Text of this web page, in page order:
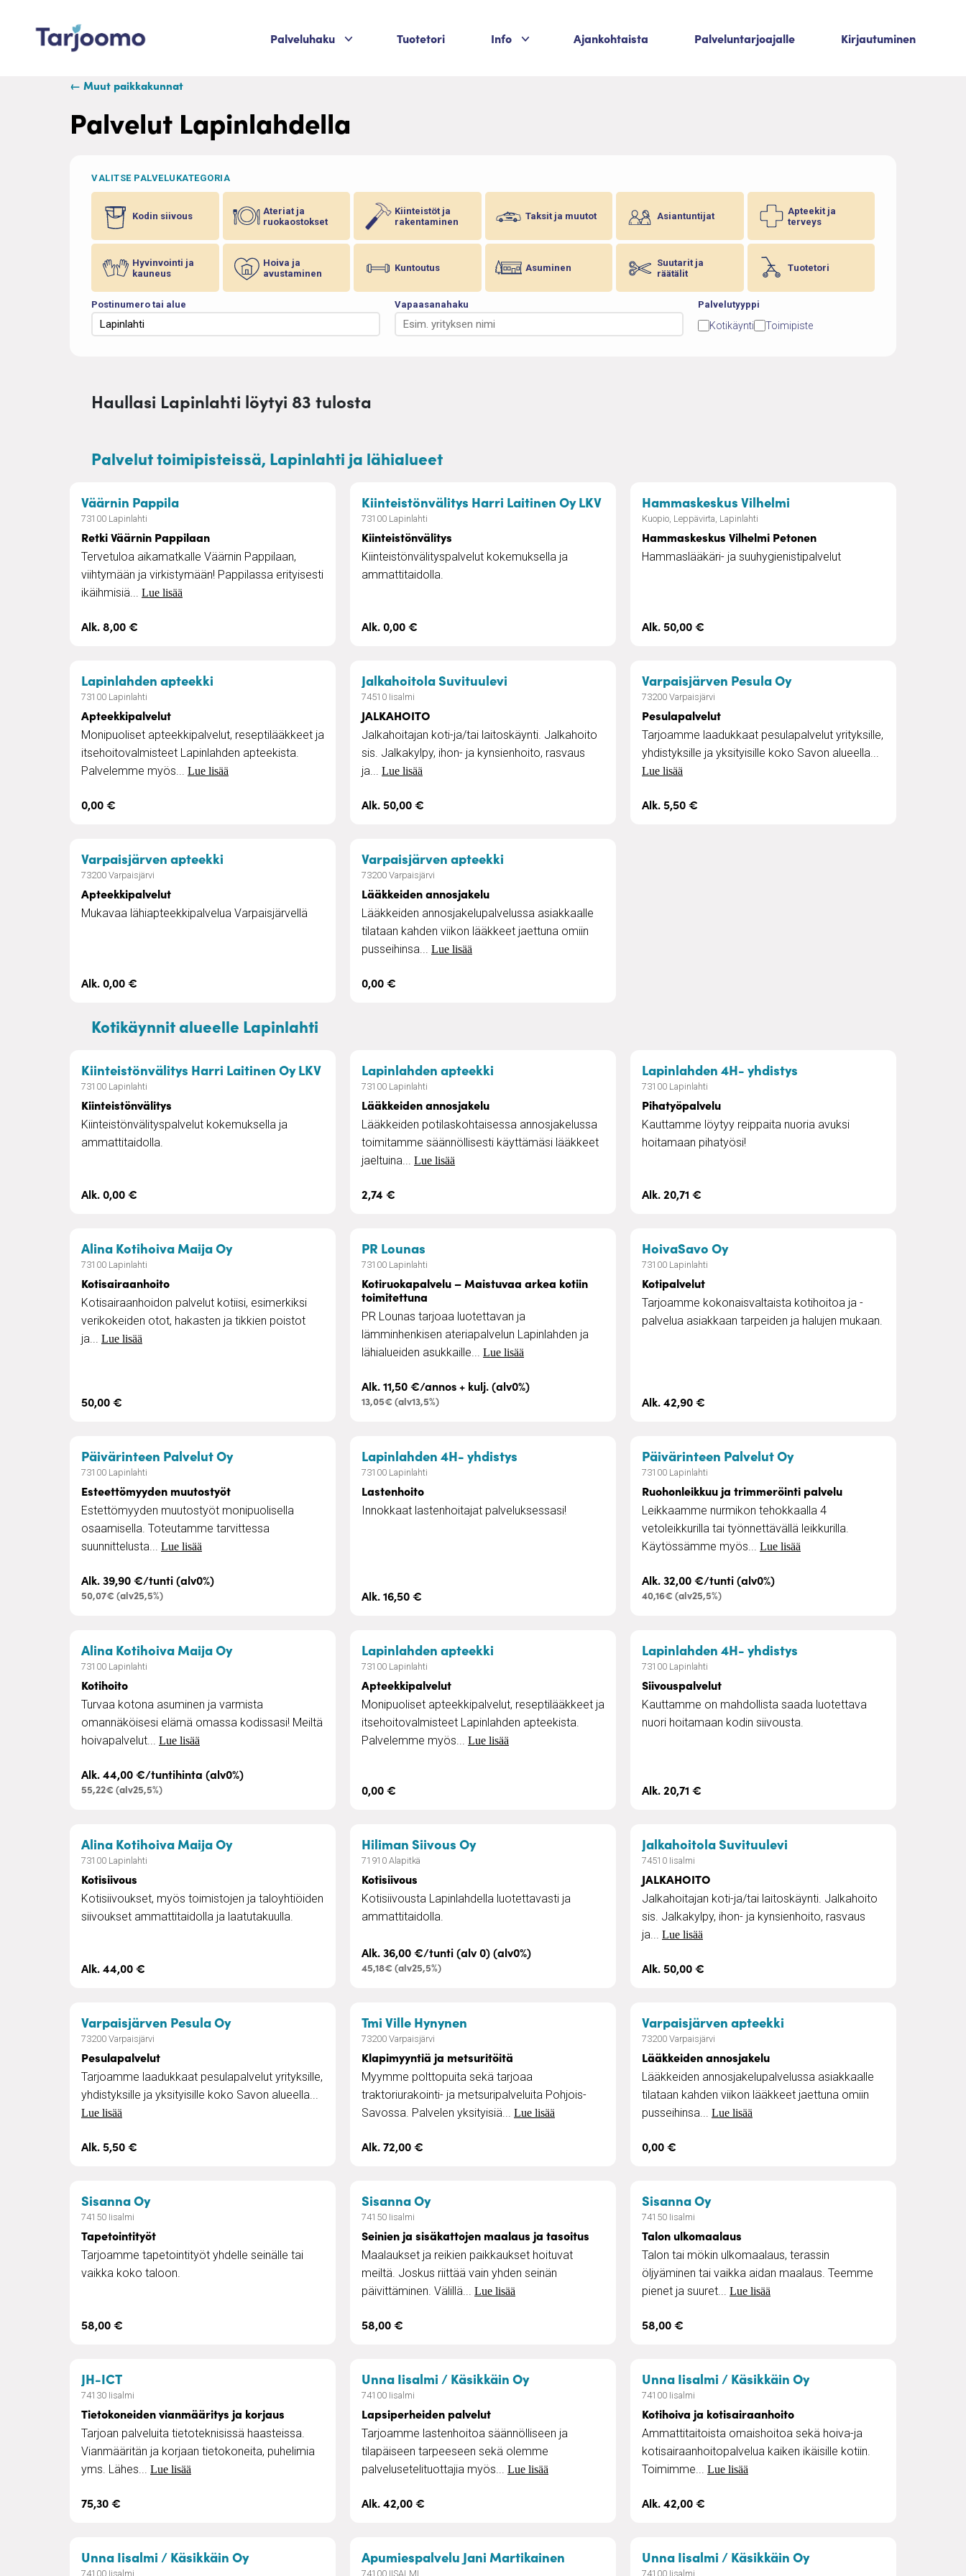
Palveluhaku Palvelukategoriat
Tuotetori Info Palvelukategoriat
Ajankohtaista Palveluntarjoajalle Kirjautuminen
← Muut paikkakunnat
Palvelut Lapinlahdella
VALITSE PALVELUKATEGORIA
Kodin siivous
Ateriat ja
ruokaostokset
Kiinteistöt ja
rakentaminen
Taksit ja muutot Asiantuntijat
Apteekit ja
terveys
Hyvinvointi ja
kauneus
Hoiva ja
avustaminen
Kuntoutus Asuminen
Suutarit ja
räätälit
Tuotetori
Postinumero tai alue Vapaasanahaku Palvelutyyppi
Kotikäynti Toimipiste
Haullasi Lapinlahti löytyi 83 tulosta
Palvelut toimipisteissä, Lapinlahti ja lähialueet
Väärnin Pappila– Retki Väärnin Pappilaan
73100 Lapinlahti
Retki Väärnin Pappilaan
Tervetuloa aikamatkalle Väärnin Pappilaan,
viihtymään ja virkistymään! Pappilassa erityisesti
ikäihmisiä... Lue lisää
Alk. 8,00 €
Kiinteistönvälitys Harri Laitinen Oy LKV– Kiinteistönvälitys
73100 Lapinlahti
Kiinteistönvälitys
Kiinteistönvälityspalvelut kokemuksella ja
ammattitaidolla.
Alk. 0,00 €
Hammaskeskus Vilhelmi
Kuopio, Leppävirta, Lapinlahti
Hammaskeskus Vilhelmi Petonen
Hammaslääkäri- ja suuhygienistipalvelut
Alk. 50,00 €
Lapinlahden apteekki
73100 Lapinlahti
Apteekkipalvelut
Monipuoliset apteekkipalvelut, reseptilääkkeet ja
itsehoitovalmisteet Lapinlahden apteekista.
Palvelemme myös... Lue lisää
0,00 €
Jalkahoitola Suvituulevi
74510 Iisalmi
JALKAHOITO
Jalkahoitajan koti-ja/tai laitoskäynti. Jalkahoito
sis. Jalkakylpy, ihon- ja kynsienhoito, rasvaus
ja... Lue lisää
Alk. 50,00 €
Varpaisjärven Pesula Oy– Pesulapalvelut
73200 Varpaisjärvi
Pesulapalvelut
Tarjoamme laadukkaat pesulapalvelut yrityksille,
yhdistyksille ja yksityisille koko Savon alueella...
Lue lisää
Alk. 5,50 €
Varpaisjärven apteekki
73200 Varpaisjärvi
Apteekkipalvelut
Mukavaa lähiapteekkipalvelua Varpaisjärvellä
Alk. 0,00 €
Varpaisjärven apteekki
73200 Varpaisjärvi
Lääkkeiden annosjakelu
Lääkkeiden annosjakelupalvelussa asiakkaalle
tilataan kahden viikon lääkkeet jaettuna omiin
pusseihinsa... Lue lisää
0,00 €
Kotikäynnit alueelle Lapinlahti
Kiinteistönvälitys Harri Laitinen Oy LKV– Kiinteistönvälitys
73100 Lapinlahti
Kiinteistönvälitys
Kiinteistönvälityspalvelut kokemuksella ja
ammattitaidolla.
Alk. 0,00 €
Lapinlahden apteekki – Lääkkeiden annosjakelu
73100 Lapinlahti
Lääkkeiden annosjakelu
Lääkkeiden potilaskohtaisessa annosjakelussa
toimitamme säännöllisesti käyttämäsi lääkkeet
jaeltuina... Lue lisää
2,74 €
Lapinlahden 4H- yhdistys
73100 Lapinlahti
Pihatyöpalvelu
Kauttamme löytyy reippaita nuoria avuksi
hoitamaan pihatyösi!
Alk. 20,71 €
Alina Kotihoiva Maija Oy– Kotisairaanhoito
73100 Lapinlahti
Kotisairaanhoito
Kotisairaanhoidon palvelut kotiisi, esimerkiksi
verikokeiden otot, hakasten ja tikkien poistot
ja... Lue lisää
50,00 €
PR Lounas – Kotiruokapalvelu – Maistuvaa arkea kotiin toimitettuna
73100 Lapinlahti
Kotiruokapalvelu – Maistuvaa arkea kotiin
toimitettuna
PR Lounas tarjoaa luotettavan ja
lämminhenkisen ateriapalvelun Lapinlahden ja
lähialueiden asukkaille... Lue lisää
Alk. 11,50 €/annos + kulj. (alv0%)
13,05€ (alv13,5%)
HoivaSavo Oy– Kotipalvelut
73100 Lapinlahti
Kotipalvelut
Tarjoamme kokonaisvaltaista kotihoitoa ja -
palvelua asiakkaan tarpeiden ja halujen mukaan.
Alk. 42,90 €
Päivärinteen Palvelut Oy– Esteettömyyden muutostyöt
73100 Lapinlahti
Esteettömyyden muutostyöt
Estettömyyden muutostyöt monipuolisella
osaamisella. Toteutamme tarvittessa
suunnittelusta... Lue lisää
Alk. 39,90 €/tunti (alv0%)
50,07€ (alv25,5%)
Lapinlahden 4H- yhdistys
73100 Lapinlahti
Lastenhoito
Innokkaat lastenhoitajat palveluksessasi!
Alk. 16,50 €
Päivärinteen Palvelut Oy– Ruohonleikkuu ja
73100 Lapinlahti
Ruohonleikkuu ja trimmeröinti palvelu
Leikkaamme nurmikon tehokkaalla 4
vetoleikkurilla tai työnnettävällä leikkurilla.
Käytössämme myös... Lue lisää
Alk. 32,00 €/tunti (alv0%)
40,16€ (alv25,5%)
Alina Kotihoiva Maija Oy– Kotihoito
73100 Lapinlahti
Kotihoito
Turvaa kotona asuminen ja varmista
omannäköisesi elämä omassa kodissasi! Meiltä
hoivapalvelut... Lue lisää
Alk. 44,00 €/tuntihinta (alv0%)
55,22€ (alv25,5%)
Lapinlahden apteekki
73100 Lapinlahti
Apteekkipalvelut
Monipuoliset apteekkipalvelut, reseptilääkkeet ja
itsehoitovalmisteet Lapinlahden apteekista.
Palvelemme myös... Lue lisää
0,00 €
Lapinlahden 4H- yhdistys
73100 Lapinlahti
Siivouspalvelut
Kauttamme on mahdollista saada luotettava
nuori hoitamaan kodin siivousta.
Alk. 20,71 €
Alina Kotihoiva Maija Oy– Kotisiivous
73100 Lapinlahti
Kotisiivous
Kotisiivoukset, myös toimistojen ja taloyhtiöiden
siivoukset ammattitaidolla ja laatutakuulla.
Alk. 44,00 €
Hiliman Siivous Oy– Kotisiivous
71910 Alapitkä
Kotisiivous
Kotisiivousta Lapinlahdella luotettavasti ja
ammattitaidolla.
Alk. 36,00 €/tunti (alv 0) (alv0%)
45,18€ (alv25,5%)
Jalkahoitola Suvituulevi
74510 Iisalmi
JALKAHOITO
Jalkahoitajan koti-ja/tai laitoskäynti. Jalkahoito
sis. Jalkakylpy, ihon- ja kynsienhoito, rasvaus
ja... Lue lisää
Alk. 50,00 €
Varpaisjärven Pesula Oy– Pesulapalvelut
73200 Varpaisjärvi
Pesulapalvelut
Tarjoamme laadukkaat pesulapalvelut yrityksille,
yhdistyksille ja yksityisille koko Savon alueella...
Lue lisää
Alk. 5,50 €
Tmi Ville Hynynen – Klapimyyntiä ja metsuritöitä
73200 Varpaisjärvi
Klapimyyntiä ja metsuritöitä
Myymme polttopuita sekä tarjoaa
traktoriurakointi- ja metsuripalveluita Pohjois-
Savossa. Palvelen yksityisiä... Lue lisää
Alk. 72,00 €
Varpaisjärven apteekki
73200 Varpaisjärvi
Lääkkeiden annosjakelu
Lääkkeiden annosjakelupalvelussa asiakkaalle
tilataan kahden viikon lääkkeet jaettuna omiin
pusseihinsa... Lue lisää
0,00 €
Sisanna Oy– Tapetointityöt
74150 Iisalmi
Tapetointityöt
Tarjoamme tapetointityöt yhdelle seinälle tai
vaikka koko taloon.
58,00 €
Sisanna Oy– Seinien ja sisäkattojen maalaus ja tasoitus
74150 Iisalmi
Seinien ja sisäkattojen maalaus ja tasoitus
Maalaukset ja reikien paikkaukset hoituvat
meiltä. Joskus riittää vain yhden seinän
päivittäminen. Välillä... Lue lisää
58,00 €
Sisanna Oy– Talon ulkomaalaus
74150 Iisalmi
Talon ulkomaalaus
Talon tai mökin ulkomaalaus, terassin
öljyäminen tai vaikka aidan maalaus. Teemme
pienet ja suuret... Lue lisää
58,00 €
JH-ICT– Tietokoneiden vianmääritys ja korjaus
74130 Iisalmi
Tietokoneiden vianmääritys ja korjaus
Tarjoan palveluita tietoteknisissä haasteissa.
Vianmääritän ja korjaan tietokoneita, puhelimia
yms. Lähes... Lue lisää
75,30 €
Unna Iisalmi / Käsikkäin Oy– Lapsiperheiden palvelut
74100 Iisalmi
Lapsiperheiden palvelut
Tarjoamme lastenhoitoa säännölliseen ja
tilapäiseen tarpeeseen sekä olemme
palvelusetelituottajia myös... Lue lisää
Alk. 42,00 €
Unna Iisalmi / Käsikkäin Oy– Kotihoiva ja
74100 Iisalmi
Kotihoiva ja kotisairaanhoito
Ammattitaitoista omaishoitoa sekä hoiva-ja
kotisairaanhoitopalvelua kaiken ikäisille kotiin.
Toimimme... Lue lisää
Alk. 42,00 €
Unna Iisalmi / Käsikkäin Oy– Kotisiivous
74100 Iisalmi
Apumiespalvelu Jani Martikainen – Kiinteistönhoitopalvelut
74100 IISALMI
Unna Iisalmi / Käsikkäin Oy– Kotityöpalvelut ja
74100 Iisalmi